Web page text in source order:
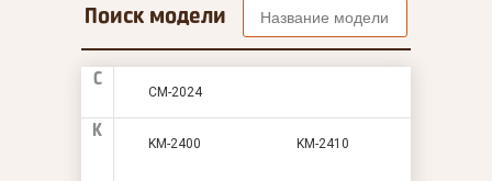
Поиск модели
C
CM-2024
K
KM-2400 KM-2410